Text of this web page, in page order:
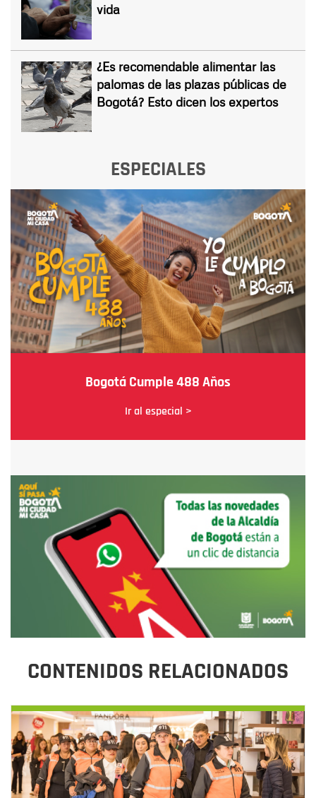
vida
¿Es recomendable alimentar las
palomas de las plazas públicas de
Bogotá? Esto dicen los expertos
ESPECIALES
Bogotá Cumple 488 Años
Ir al especial >
CONTENIDOS RELACIONADOS